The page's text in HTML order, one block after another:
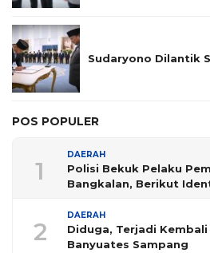
Sudaryono Dilantik
POS POPULER
1
DAERAH
Polisi Bekuk Pelaku
Bangkalan, Berikut
2
DAERAH
Diduga, Terjadi
Banyuates Sampang